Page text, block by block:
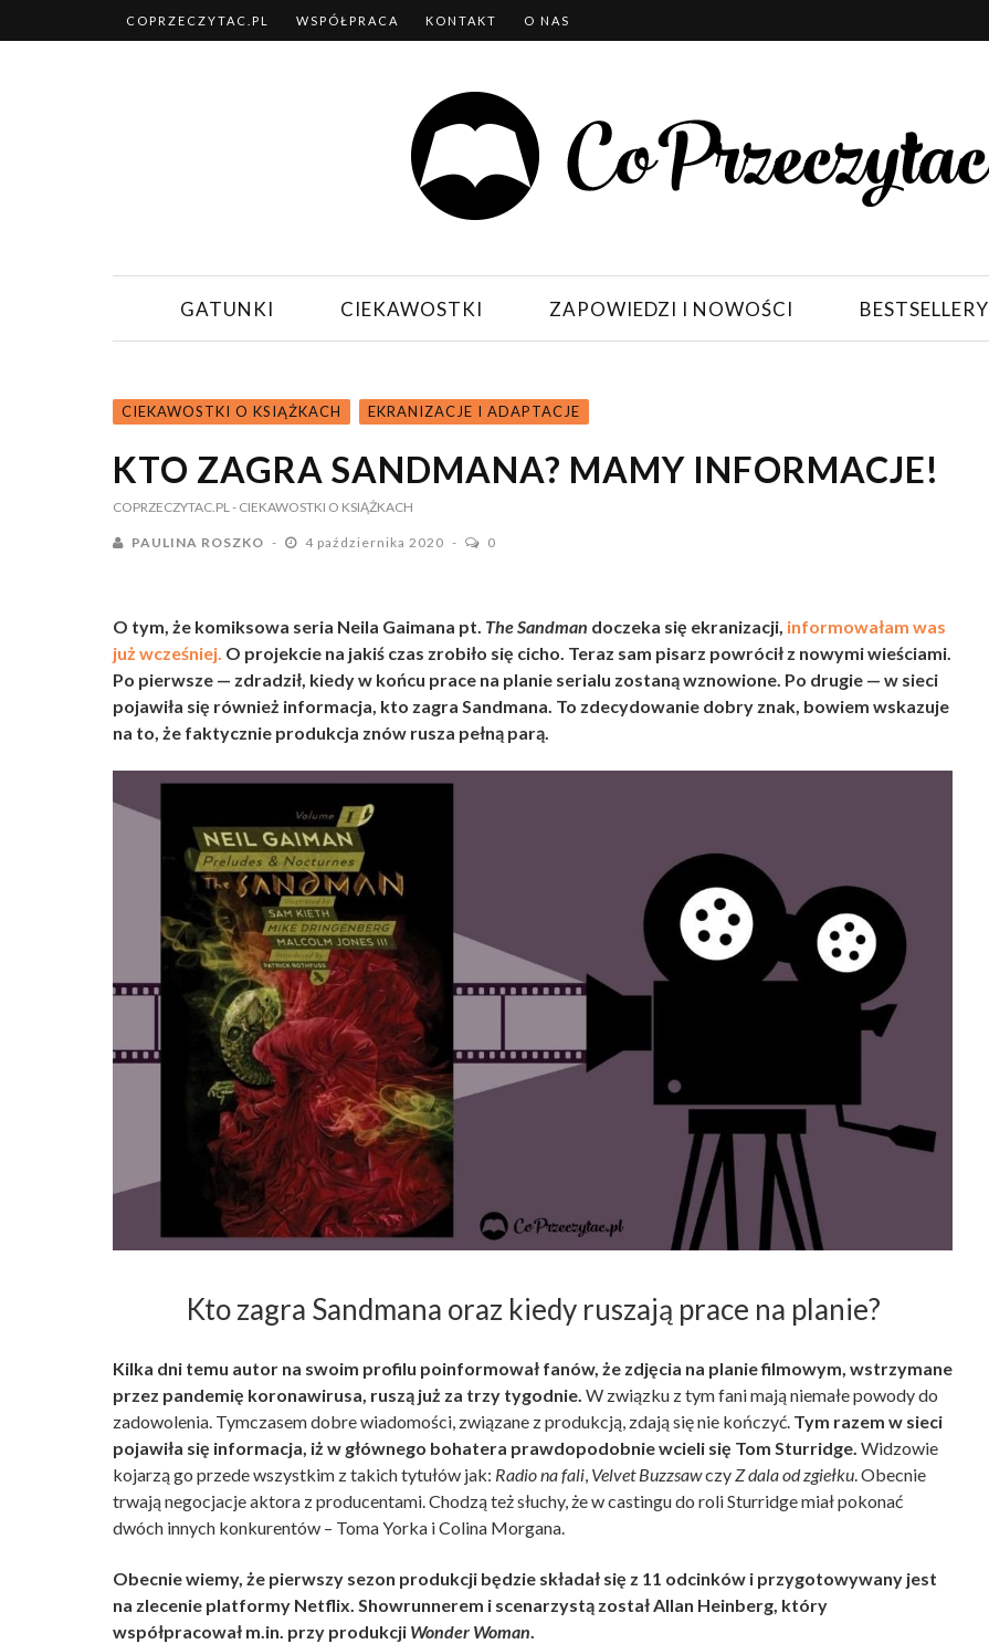
COPRZECZYTAC.PL WSPÓŁPRACA KONTAKT O NAS
GATUNKI CIEKAWOSTKI ZAPOWIEDZI I NOWOŚCI BESTSELLERY
CIEKAWOSTKI O KSIĄŻKACH EKRANIZACJE I ADAPTACJE
KTO ZAGRA SANDMANA? MAMY INFORMACJE!
COPRZECZYTAC.PL- CIEKAWOSTKI O KSIĄŻKACH
PAULINA ROSZKO 4 października 2020 0
O tym, że komiksowa seria Neila Gaimana pt. The Sandman doczeka się ekranizacji, informowałam was
już wcześniej. O projekcie na jakiś czas zrobiło się cicho. Teraz sam pisarz powrócił z nowymi wieściami.
Po pierwsze — zdradził, kiedy w końcu prace na planie serialu zostaną wznowione. Po drugie — w sieci
pojawiła się również informacja, kto zagra Sandmana. To zdecydowanie dobry znak, bowiem wskazuje
na to, że faktycznie produkcja znów rusza pełną parą.
Kto zagra Sandmana oraz kiedy ruszają prace na planie?
Kilka dni temu autor na swoim profilu poinformował fanów, że zdjęcia na planie filmowym, wstrzymane
przez pandemię koronawirusa, ruszą już za trzy tygodnie. W związku z tym fani mają niemałe powody do
zadowolenia. Tymczasem dobre wiadomości, związane z produkcją, zdają się nie kończyć. Tym razem w sieci
pojawiła się informacja, iż w głównego bohatera prawdopodobnie wcieli się Tom Sturridge. Widzowie
kojarzą go przede wszystkim z takich tytułów jak: Radio na fali, Velvet BuzzsawczyZ dala od zgiełku. Obecnie
trwają negocjacje aktora z producentami. Chodzą też słuchy, że w castingu do roli Sturridge miał pokonać
dwóch innych konkurentów – Toma Yorka i Colina Morgana.
Obecnie wiemy, że pierwszy sezon produkcji będzie składał się z 11 odcinków i przygotowywany jest
na zlecenie platformy Netflix. Showrunnerem i scenarzystą został Allan Heinberg, który
współpracował m.in. przy produkcji Wonder Woman.